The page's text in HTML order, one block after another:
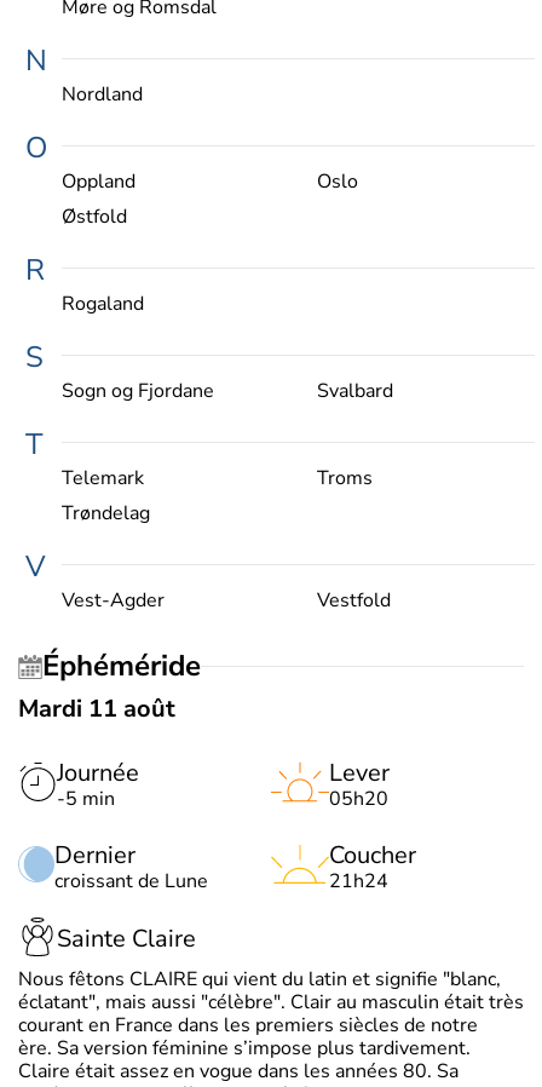
Møre og Romsdal
N
Nordland
O
Oppland
Oslo
Østfold
R
Rogaland
S
Sogn og Fjordane Svalbard
T
Telemark
Troms
Trøndelag
V
Vest-Agder Vestfold
Éphéméride
Mardi 11 août
Journée
-5 min
Dernier
croissant de Lune
Lever
05h20
Coucher
21h24
Sainte Claire
Nous fêtons CLAIRE qui vient du latin et signifie "blanc,
éclatant", mais aussi "célèbre". Clair au masculin était très
courant en France dans les premiers siècles de notre
ère. Sa version féminine s’impose plus tardivement.
Claire était assez en vogue dans les années 80. Sa